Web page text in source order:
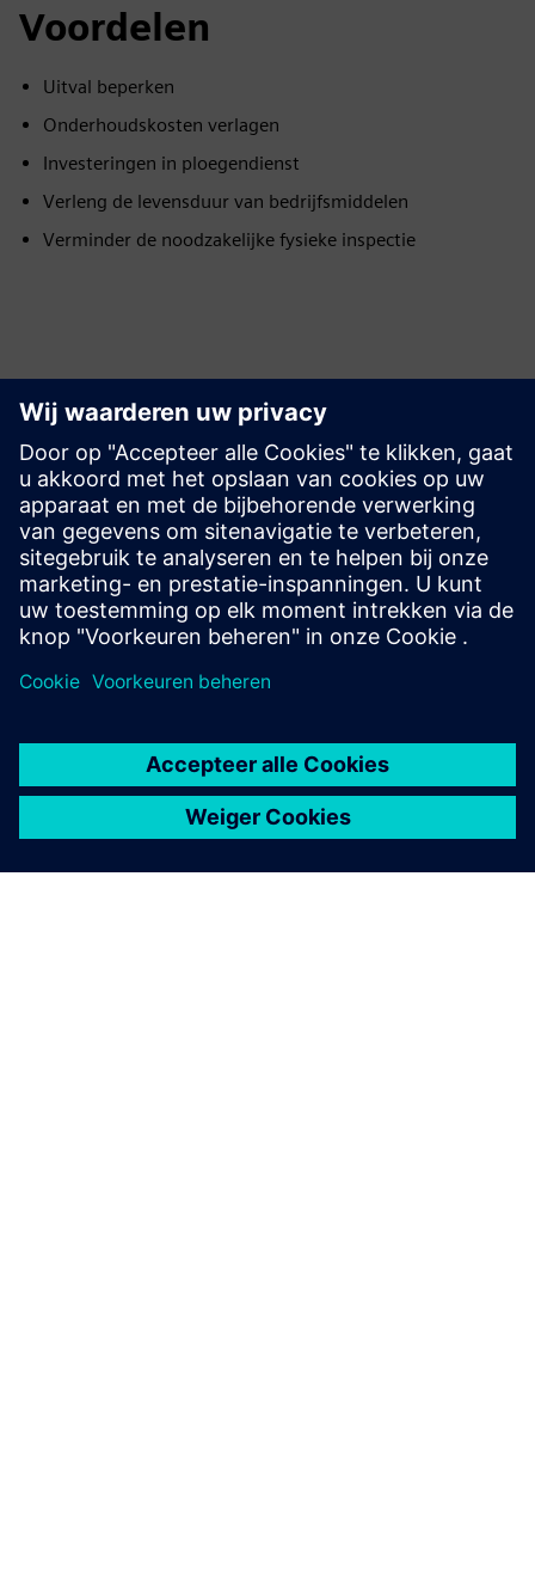
Voordelen
Uitval beperken
Onderhoudskosten verlagen
Investeringen in ploegendienst
Verleng de levensduur van bedrijfsmiddelen
Verminder de noodzakelijke fysieke inspectie
Ontdek bronnen en
gerelateerde producten
Aanvullende informatie en bronnen
Casestudy